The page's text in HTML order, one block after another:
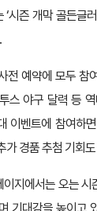
시즌 개막 골든글
전 예약에 모두 참
스 야구 달력 등
이벤트에 참여하
가 경품 추첨 기회
이지에서는 오는